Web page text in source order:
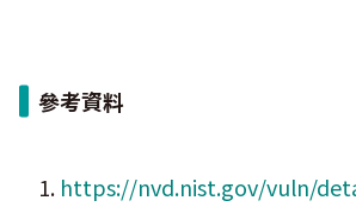
參考資料
1. https://nvd.nist.gov/vuln/